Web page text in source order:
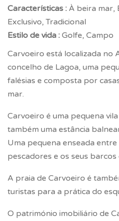
Características : À beira mar,
Exclusivo, Tradicional
Estilo de vida : Golfe, Campo
Carvoeiro está localizada no
concelho de Lagoa, uma
falésias e composta por
mar.
Carvoeiro é uma pequena
também uma estância
Uma pequena enseada entre
pescadores e os seus
A praia de Carvoeiro é
turistas para a prática do
O património imobiliário de